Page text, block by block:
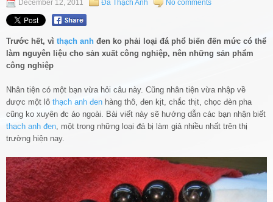
December 12, 2011 Đá Thạch Anh No comments
Trước hết, vì thạch anh đen ko phải loại đá phổ biến đến mức có thể
làm nguyên liệu cho sản xuất công nghiệp, nên những sản phẩm
công nghiệp
Nhân tiện có một bạn vừa hỏi câu này. Cũng nhân tiện vừa nhập về
được một lô thạch anh đen hàng thô, đen kịt, chắc thịt, chọc đèn pha
cũng ko xuyên đc áo ngoài. Bài viết này sẽ hướng dẫn các bạn nhận biết
thạch anh đen, một trong những loại đá bị làm giả nhiều nhất trên thị
trường hiện nay.